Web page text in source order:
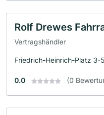
Rolf Drewes
Vertragshändler
Friedrich-Heinrich-Platz 3-
0.0 (0